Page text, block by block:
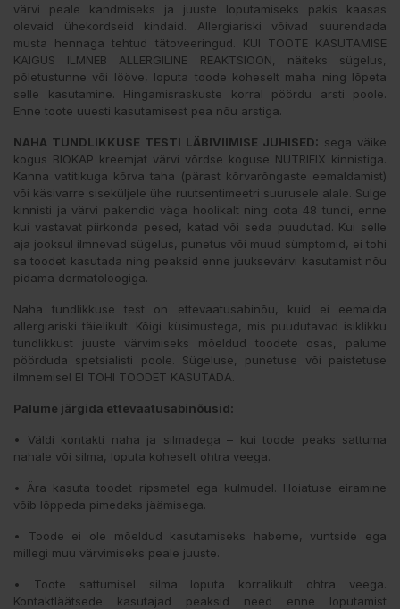
värvi peale kandmiseks ja juuste loputamiseks pakis kaasas
olevaid ühekordseid kindaid. Allergiariski võivad suurendada
musta hennaga tehtud tätoveeringud. KUI TOOTE KASUTAMISE
KÄIGUS ILMNEB ALLERGILINE REAKTSIOON, näiteks sügelus,
põletustunne või lööve, loputa toode koheselt maha ning lõpeta
selle kasutamine. Hingamisraskuste korral pöördu arsti poole.
Enne toote uuesti kasutamisest pea nõu arstiga.
NAHA TUNDLIKKUSE TESTI LÄBIVIIMISE JUHISED: sega väike
kogus BIOKAP kreemjat värvi võrdse koguse NUTRIFIX kinnistiga.
Kanna vatitikuga kõrva taha (pärast kõrvarõngaste eemaldamist)
või käsivarre siseküljele ühe ruutsentimeetri suurusele alale. Sulge
kinnisti ja värvi pakendid väga hoolikalt ning oota 48 tundi, enne
kui vastavat piirkonda pesed, katad või seda puudutad. Kui selle
aja jooksul ilmnevad sügelus, punetus või muud sümptomid, ei tohi
sa toodet kasutada ning peaksid enne juuksevärvi kasutamist nõu
pidama dermatoloogiga.
Naha tundlikkuse test on ettevaatusabinõu, kuid ei eemalda
allergiariski täielikult. Kõigi küsimustega, mis puudutavad isiklikku
tundlikkust juuste värvimiseks mõeldud toodete osas, palume
pöörduda spetsialisti poole. Sügeluse, punetuse või paistetuse
ilmnemisel EI TOHI TOODET KASUTADA.
Palume järgida ettevaatusabinõusid:
• Väldi kontakti naha ja silmadega – kui toode peaks sattuma
nahale või silma, loputa koheselt ohtra veega.
• Ära kasuta toodet ripsmetel ega kulmudel. Hoiatuse eiramine
võib lõppeda pimedaks jäämisega.
• Toode ei ole mõeldud kasutamiseks habeme, vuntside ega
millegi muu värvimiseks peale juuste.
• Toote sattumisel silma loputa korralikult ohtra veega.
Kontaktläätsede kasutajad peaksid need enne loputamist